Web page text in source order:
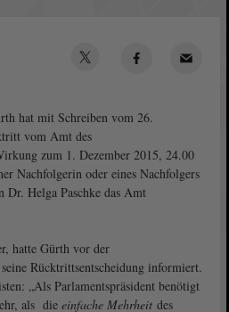
hat mit Schreiben vom 26.
vom Amt des
zum 1. Dezember 2015, 24.00
Nachfolgerin oder eines Nachfolgers
Dr. Helga Paschke das Amt
hatte Gürth vor der
Rücktrittsentscheidung informiert.
„Als Parlamentspräsident benötigt
als die einfache Mehrheit des